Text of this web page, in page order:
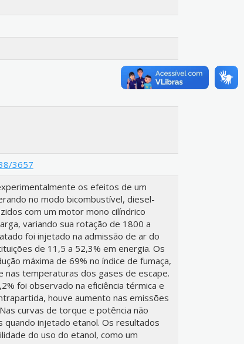
3657
os efeitos de um
no modo bicombustível, diesel-
com um motor mono cilíndrico
variando sua rotação de 1800 a
foi injetado na admissão de ar do
de 11,5 a 52,3% em energia. Os
máxima de 69% no índice de fumaça,
nas temperaturas dos gases de escape.
foi observado na eficiência térmica e
houve aumento nas emissões
curvas de torque e potência não
quando injetado etanol. Os resultados
do uso do etanol, como um